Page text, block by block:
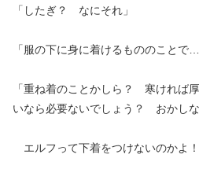
「したぎ？ なにそれ」
「服の下に身に着けるもののことで
「重ね着のことかしら？ 寒ければ
いなら必要ないでしょう？ おかしな
エルフって下着をつけないのかよ